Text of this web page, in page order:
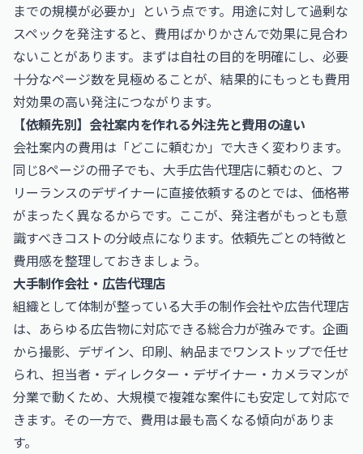
までの規模が必要か」という点です。用途に対して過剰な
スペックを発注すると、費用ばかりかさんで効果に見合わ
ないことがあります。まずは自社の目的を明確にし、必要
十分なページ数を見極めることが、結果的にもっとも費用
対効果の高い発注につながります。
【依頼先別】会社案内を作れる外注先と費用の違い
会社案内の費用は「どこに頼むか」で大きく変わります。
同じ8ページの冊子でも、大手広告代理店に頼むのと、フ
リーランスのデザイナーに直接依頼するのとでは、価格帯
がまったく異なるからです。ここが、発注者がもっとも意
識すべきコストの分岐点になります。依頼先ごとの特徴と
費用感を整理しておきましょう。
大手制作会社・広告代理店
組織として体制が整っている大手の制作会社や広告代理店
は、あらゆる広告物に対応できる総合力が強みです。企画
から撮影、デザイン、印刷、納品までワンストップで任せ
られ、担当者・ディレクター・デザイナー・カメラマンが
分業で動くため、大規模で複雑な案件にも安定して対応で
きます。その一方で、費用は最も高くなる傾向がありま
す。